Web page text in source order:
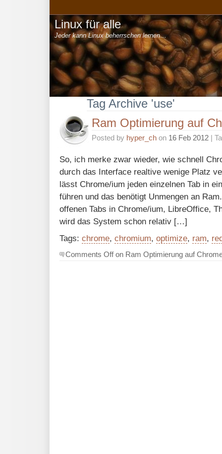
Linux für alle
Jeder kann Linux beherrschen lernen…
Tag Archive 'use'
Ram Optimierung auf
Posted by hyper_ch on 16 Feb 2012 |
So, ich merke zwar wieder, wie schnell
durch das Interface realtive wenige Platz
lässt Chrome/ium jeden einzelnen Tab in
führen und das benötigt Unmengen an
offenen Tabs in Chrome/ium, LibreOffice,
wird das System schon relativ […]
Tags: chrome, chromium, optimize, ram,
Comments Offon Ram Optimierung auf